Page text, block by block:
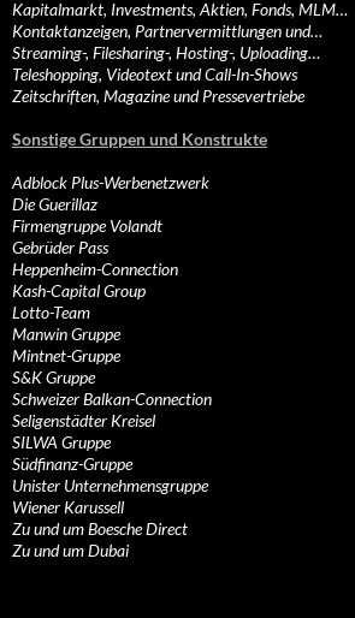
Kapitalmarkt, Investments, Aktien, Fonds, MLM…
Kontaktanzeigen, Partnervermittlungen und…
Streaming-, Filesharing-, Hosting-, Uploading…
Teleshopping, Videotext und Call-In-Shows
Zeitschriften, Magazine und Pressevertriebe
Sonstige Gruppen und Konstrukte
Adblock Plus-Werbenetzwerk
Die Guerillaz
Firmengruppe Volandt
Gebrüder Pass
Heppenheim-Connection
Kash-Capital Group
Lotto-Team
Manwin Gruppe
Mintnet-Gruppe
S&K Gruppe
Schweizer Balkan-Connection
Seligenstädter Kreisel
SILWA Gruppe
Südfinanz-Gruppe
Unister Unternehmensgruppe
Wiener Karussell
Zu und um Boesche Direct
Zu und um Dubai